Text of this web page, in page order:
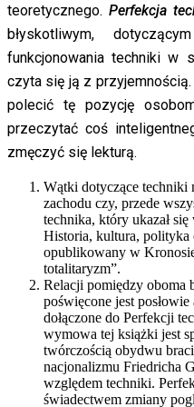
teoretycznego.Perfekcja
błyskotliwym,
funkcjonowania techniki w
czyta się ją z
polecić tę pozycję
przeczytać coś
zmęczyć się lekturą.
Wątki dotyczące techniki
zachodu czy, przede
technika, który ukazał
Historia, kultura, polityka
opublikowany w
totalitaryzm”.
Relacji pomiędzy oboma
poświęcone jest
dołączone do Perfekcji
wymowa tej książki jest
twórczością obydwu
nacjonalizmu Friedricha
względem techniki.
świadectwem zmiany